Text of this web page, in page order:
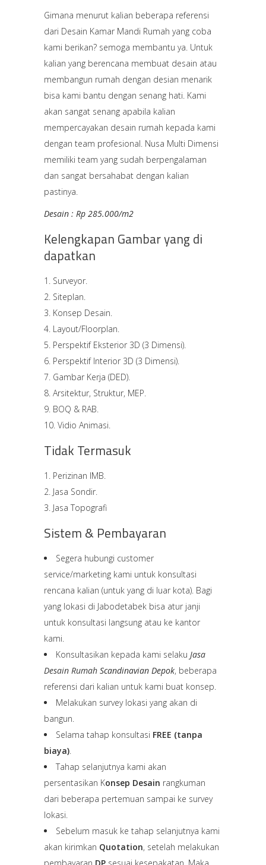
Gimana menurut kalian beberapa referensi
dari Desain Kamar Mandi Rumah yang coba
kami berikan? semoga membantu ya. Untuk
kalian yang berencana membuat desain atau
membangun rumah dengan desian menarik
bisa kami bantu dengan senang hati. Kami
akan sangat senang apabila kalian
mempercayakan desain rumah kepada kami
dengan team profesional. Nusa Multi Dimensi
memiliki team yang sudah berpengalaman
dan sangat bersahabat dengan kalian
pastinya.
Desain : Rp 285.000/m2
Kelengkapan Gambar yang di
dapatkan
Surveyor.
Siteplan.
Konsep Desain.
Layout/Floorplan.
Perspektif Eksterior 3D (3 Dimensi).
Perspektif Interior 3D (3 Dimensi).
Gambar Kerja (DED).
Arsitektur, Struktur, MEP.
BOQ & RAB.
Vidio Animasi.
Tidak Termasuk
Perizinan IMB.
Jasa Sondir.
Jasa Topografi
Sistem & Pembayaran
Segera hubungi customer
service/marketing kami untuk konsultasi
rencana kalian (untuk yang di luar kota). Bagi
yang lokasi di Jabodetabek bisa atur janji
untuk konsultasi langsung atau ke kantor
kami.
Konsultasikan kepada kami selaku Jasa
Desain Rumah Scandinavian Depok, beberapa
referensi dari kalian untuk kami buat konsep.
Melakukan survey lokasi yang akan di
bangun.
Selama tahap konsultasi FREE (tanpa
biaya).
Tahap selanjutnya kami akan
persentasikan Konsep Desain rangkuman
dari beberapa pertemuan sampai ke survey
lokasi.
Sebelum masuk ke tahap selanjutnya kami
akan kirimkan Quotation, setelah melakukan